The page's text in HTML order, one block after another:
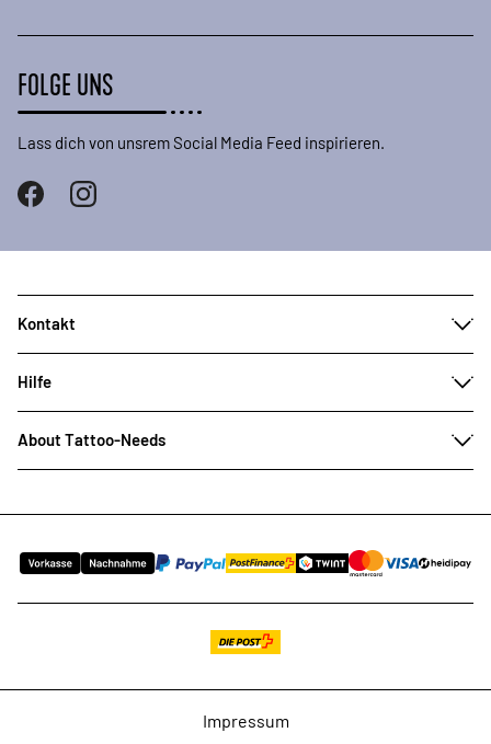
FOLGE UNS
Lass dich von unsrem Social Media Feed inspirieren.
Kontakt
Hilfe
About Tattoo-Needs
Impressum